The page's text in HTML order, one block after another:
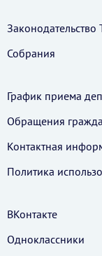
Законодательство
Собрания
График приема
Обращения
Контактная
Политика
ВКонтакте
Одноклассники